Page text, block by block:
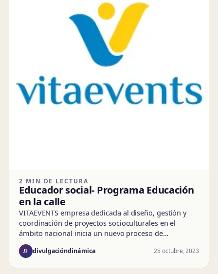
2 MIN DE LECTURA
Educador social- Programa Educación
en la calle
VITAEVENTS empresa dedicada al diseño, gestión y
coordinación de proyectos socioculturales en el
ámbito nacional inicia un nuevo proceso de…
D divulgacióndinámica 25 octubre, 2023